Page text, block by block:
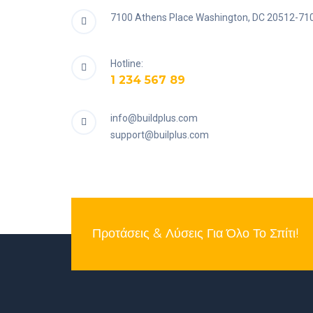
7100 Athens Place Washington, DC 20512-
Hotline:
1 234 567 89
info@buildplus.com
support@builplus.com
Προτάσεις & Λύσεις Για Όλο Το Σπίτι!